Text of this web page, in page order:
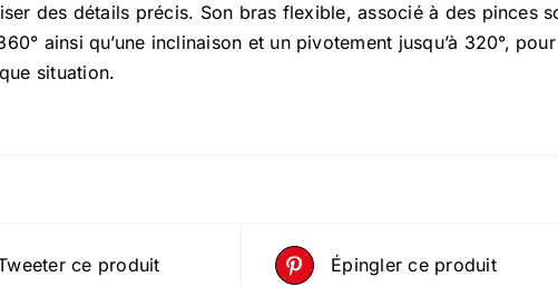
des détails précis. Son bras flexible, associé à des pinces
ainsi qu’une inclinaison et un pivotement jusqu’à 320°,
situation.
ce produit Épingler ce produit